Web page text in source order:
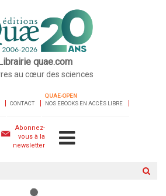
quae.com
au cœur des sciences
CONTACT
QUAE-OPEN
NOS EBOOKS EN ACCÈS LIBRE
Abonnez-
vous à la
newsletter
le